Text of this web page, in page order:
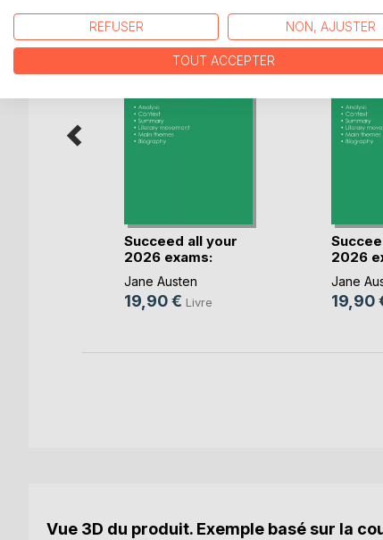
Succeed all your
2026 exams:
Analy(...)
Jane Austen
19,90 € Livre
2026
Jane
19,90
Vue 3D du produit. Exemple basé sur la
REFUSER NON, AJUSTER
TOUT ACCEPTER